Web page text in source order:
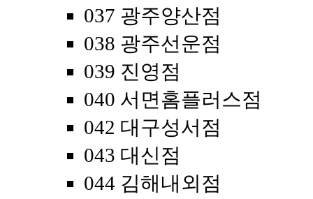
037 광주양산점
038 광주선운점
039 진영점
040 서면홈플러스점
042 대구성서점
043 대신점
044 김해내외점